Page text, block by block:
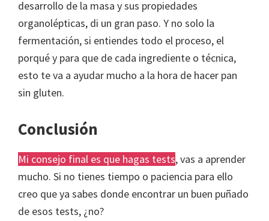
desarrollo de la masa y sus propiedades
organolépticas, di un gran paso. Y no solo la
fermentación, si entiendes todo el proceso, el
porqué y para que de cada ingrediente o técnica,
esto te va a ayudar mucho a la hora de hacer pan
sin gluten.
Conclusión
Mi consejo final es que hagas tests, vas a aprender
mucho. Si no tienes tiempo o paciencia para ello
creo que ya sabes donde encontrar un buen puñado
de esos tests, ¿no?